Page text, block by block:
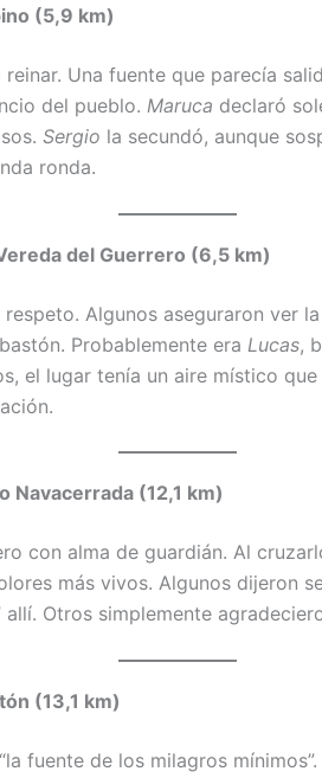
(5,9 km)
Una fuente que parecía
del pueblo. Maruca declaró
Sergio la secundó, aunque
ronda.
del Guerrero (6,5 km)
Algunos aseguraron ver
Probablemente era Lucas,
el lugar tenía un aire místico
Navacerrada (12,1 km)
con alma de guardián. Al
más vivos. Algunos dijeron
allí. Otros simplemente
(13,1 km)
fuente de los milagros